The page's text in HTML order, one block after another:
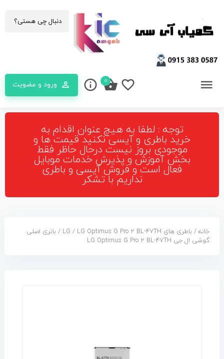
ورود و عضویت 0
توجه : لطفا به هیچ عنوان اقدام به
خرید باطری و آیسی نکنید قیمت ها و
موجودی بروز نیست درحال حاظر فقط
بخش آموزش و پذیرش خدمات موبایل
فعال است و فروش آیسی و باطری
نداریم با تشکر
خانه/ باطری های LG / LG Optimus G Pro 2 BL-47TH
/ باتری اصلی
گوشی ال جی LG Optimus G Pro 2 BL-47TH